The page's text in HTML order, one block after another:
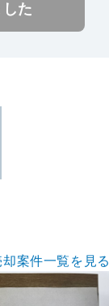
た
案件一覧を見る